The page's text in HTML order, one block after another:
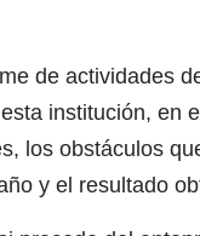
de actividades
institución, en
los obstáculos
y el resultado